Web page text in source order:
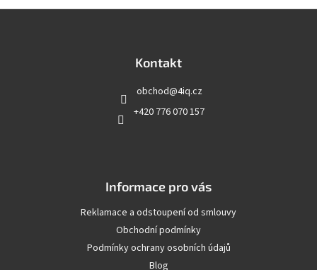
Kontakt
obchod@4iq.cz
+420 776 070 157
Informace pro vás
Reklamace a odstoupení od smlouvy
Obchodní podmínky
Podmínky ochrany osobních údajů
Blog